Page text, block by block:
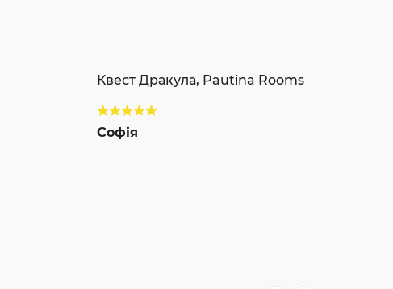
Квест Дракула, Pautina Rooms
Софія